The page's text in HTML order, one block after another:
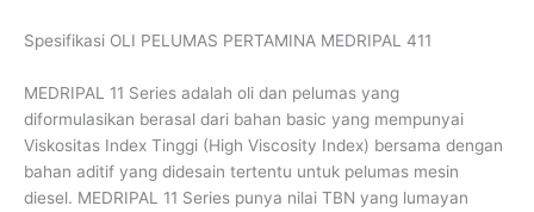
Spesifikasi OLI PELUMAS PERTAMINA MEDRIPAL 411
MEDRIPAL 11 Series adalah oli dan pelumas yang
diformulasikan berasal dari bahan basic yang mempunyai
Viskositas Index Tinggi (High Viscosity Index) bersama dengan
bahan aditif yang didesain tertentu untuk pelumas mesin
diesel. MEDRIPAL 11 Series punya nilai TBN yang lumayan